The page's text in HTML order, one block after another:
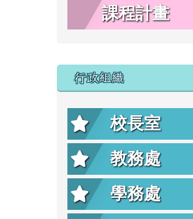
課程計畫
行政組織
校長室
教務處
學務處